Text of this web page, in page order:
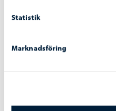
Statistik
Marknadsföring
Vattentjänstarbeten i